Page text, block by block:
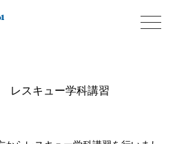
レスキュー学科講習